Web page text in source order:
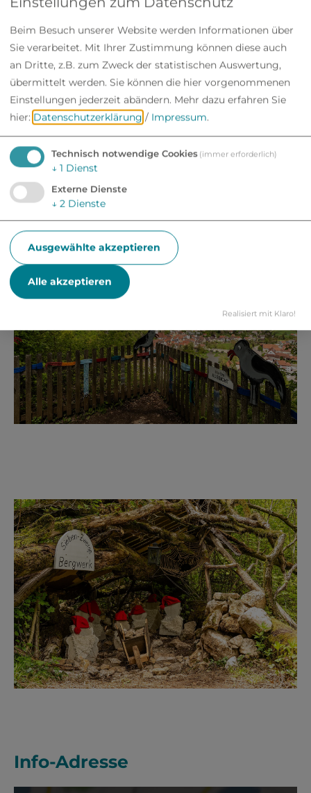
Info-Adresse
Beim Besuch unserer Website werden Informationen über
Sie verarbeitet. Mit Ihrer Zustimmung können diese auch
an Dritte, z.B. zum Zweck der statistischen Auswertung,
übermittelt werden. Sie können die hier vorgenommenen
Einstellungen jederzeit abändern. Mehr dazu erfahren Sie
hier: Datenschutzerklärung / Impressum.
Technisch notwendige Cookies (immer erforderlich)
↓ 1 Dienst
Externe Dienste
↓ 2 Dienste
Ausgewählte akzeptieren
Alle akzeptieren
Realisiert mit Klaro!